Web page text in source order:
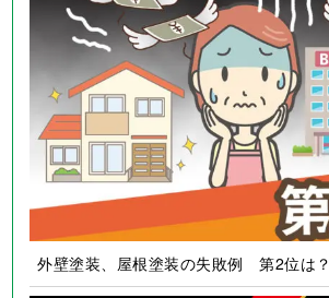
外壁塗装、屋根塗装の失敗例 第2位は？